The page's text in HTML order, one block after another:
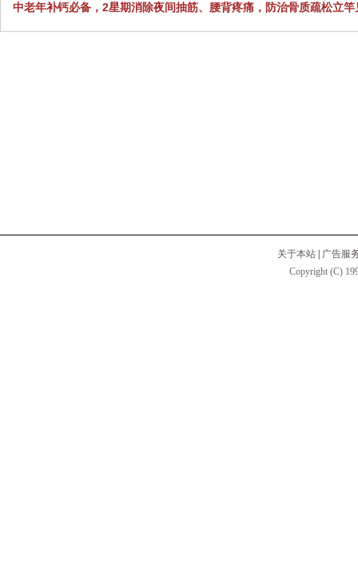
中老年补钙必备，2星期消除夜间抽筋、腰背疼痛，防治骨质疏松立竿
关于本站
广告服
Copyright (C)